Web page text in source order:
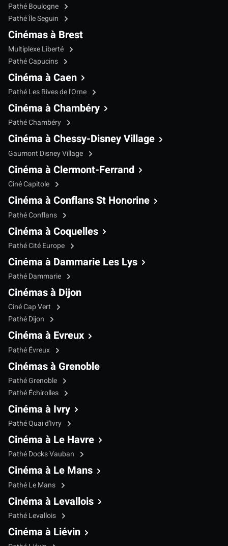
Pathé Boulogne
Pathé Île Seguin
Cinémas à Brest
Multiplexe Liberté
Pathé Capucins
Cinéma à Caen
Pathé Les Rives de l'Orne
Cinéma à Chambéry
Pathé Chambéry
Cinéma à Chessy-Disney Village
Gaumont Disney Village
Cinéma à Clermont-Ferrand
Ciné Capitole
Cinéma à Conflans St Honorine
Pathé Conflans
Cinéma à Coquelles
Pathé Cité Europe
Cinéma à Dammarie Les Lys
Pathé Dammarie
Cinémas à Dijon
Ciné Cap Vert
Pathé Dijon
Cinéma à Evreux
Pathé Évreux
Cinémas à Grenoble
Pathé Grenoble
Pathé Échirolles
Cinéma à Ivry
Pathé Quai d'Ivry
Cinéma à Le Havre
Pathé Docks Vauban
Cinéma à Le Mans
Pathé Le Mans
Cinéma à Levallois
Pathé Levallois
Cinéma à Liévin